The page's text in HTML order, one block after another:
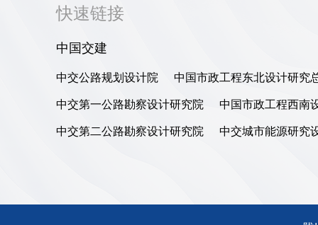
快速链接
中国交建
中交公路规划设计院 中国市政工程东北设计研究
中交第一公路勘察设计研究院 中国市政工程西南
中交第二公路勘察设计研究院 中交城市能源研究